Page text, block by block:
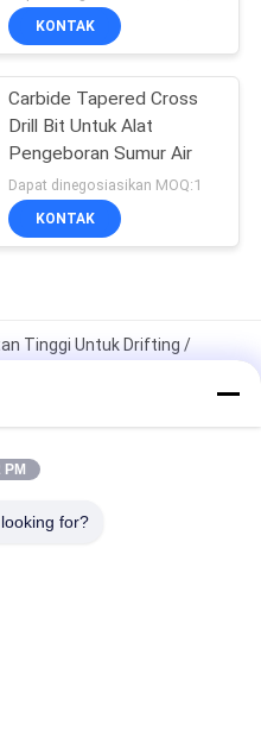
KONTAK
Carbide Tapered Cross
Drill Bit Untuk Alat
Pengeboran Sumur Air
Dapat dinegosiasikan MOQ:1
KONTAK
Tinggi Untuk Drifting /
R28 Dengan Sisipan Baja
Penggalian Alloy Steel
PM
for?